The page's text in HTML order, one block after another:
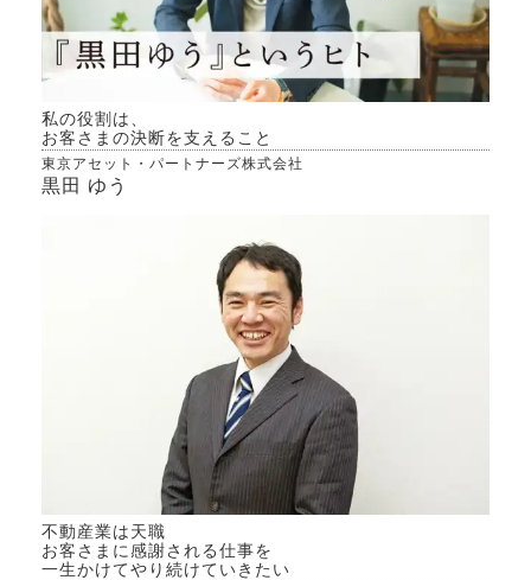
れ、
値で
周辺
私の役割は、
お客さまの決断を支えること
東京アセット・パートナーズ株式会社
黒田 ゆう
不動産業は天職
お客さまに感謝される仕事を
一生かけてやり続けていきたい